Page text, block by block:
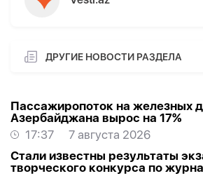
ДРУГИЕ НОВОСТИ РАЗДЕЛА
Пассажиропоток на железных
Азербайджана вырос на 17%
17:37
7 августа 2026
Стали известны результаты
творческого конкурса по